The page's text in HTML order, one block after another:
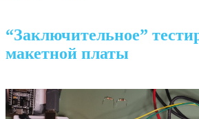
“Заключительное”
макетной платы